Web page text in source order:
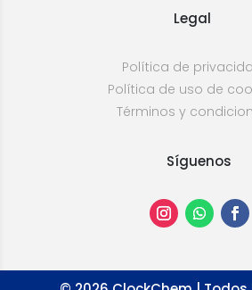
Legal
Política de
Política de uso de
Términos y
Síguenos